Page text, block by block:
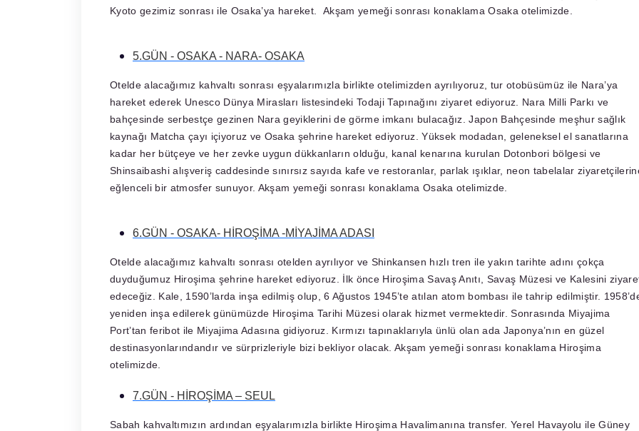
Kyoto gezimiz sonrası ile Osaka’ya hareket. Akşam yemeği sonrası konaklama Osaka otelimizde.
5.GÜN - OSAKA - NARA- OSAKA
Otelde alacağımız kahvaltı sonrası eşyalarımızla birlikte otelimizden ayrılıyoruz, tur otobüsümüz ile Nara’ya
hareket ederek Unesco Dünya Mirasları listesindeki Todaji Tapınağını ziyaret ediyoruz. Nara Milli Parkı ve
bahçesinde serbestçe gezinen Nara geyiklerini de görme imkanı bulacağız. Japon Bahçesinde meşhur sağlık
kaynağı Matcha çayı içiyoruz ve Osaka şehrine hareket ediyoruz. Yüksek modadan, geleneksel el sanatlarına
kadar her bütçeye ve her zevke uygun dükkanların olduğu, kanal kenarına kurulan Dotonbori bölgesi ve
Shinsaibashi alışveriş caddesinde sınırsız sayıda kafe ve restoranlar, parlak ışıklar, neon tabelalar
eğlenceli bir atmosfer sunuyor. Akşam yemeği sonrası konaklama Osaka otelimizde.
6.GÜN - OSAKA- HİROŞİMA -MİYAJİMA ADASI
Otelde alacağımız kahvaltı sonrası otelden ayrılıyor ve Shinkansen hızlı tren ile yakın tarihte adını çokça
duyduğumuz Hiroşima şehrine hareket ediyoruz. İlk önce Hiroşima Savaş Anıtı, Savaş Müzesi ve Kalesini
edeceğiz. Kale, 1590’larda inşa edilmiş olup, 6 Ağustos 1945’te atılan atom bombası ile tahrip edilmiştir.
yeniden inşa edilerek günümüzde Hiroşima Tarihi Müzesi olarak hizmet vermektedir. Sonrasında Miyajima
Port’tan feribot ile Miyajima Adasına gidiyoruz. Kırmızı tapınaklarıyla ünlü olan ada Japonya’nın en güzel
destinasyonlarındandır ve sürprizleriyle bizi bekliyor olacak. Akşam yemeği sonrası konaklama Hiroşima
otelimizde.
7.GÜN - HİROŞİMA – SEUL
Sabah kahvaltımızın ardından eşyalarımızla birlikte Hiroşima Havalimanına transfer. Yerel Havayolu ile Güney